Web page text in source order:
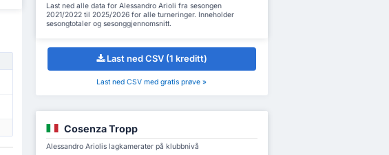
Last ned alle data for Alessandro Arioli fra sesongen
2021/2022 til 2025/2026 for alle turneringer. Inneholder
sesongtotaler og sesonggjennomsnitt.
Last ned CSV (1 kreditt)
Last ned CSV med gratis prøve »
Cosenza Tropp
Alessandro Ariolis lagkamerater på klubbnivå